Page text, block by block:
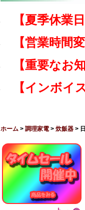
【夏季休業
【営業時間
【重要なお
【インボイ
ホーム > 調理家電 > 炊飯器 >